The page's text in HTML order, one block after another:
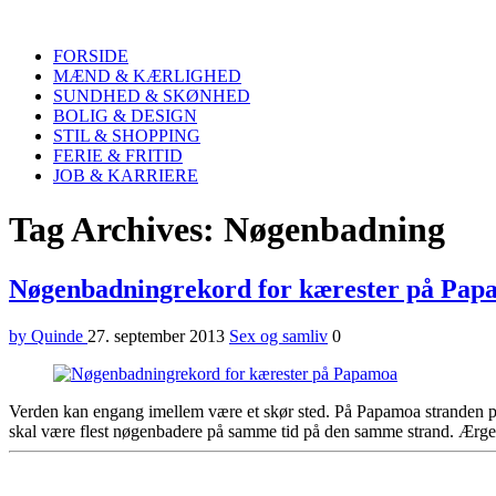
FORSIDE
MÆND & KÆRLIGHED
SUNDHED & SKØNHED
BOLIG & DESIGN
STIL & SHOPPING
FERIE & FRITID
JOB & KARRIERE
Tag Archives: Nøgenbadning
Nøgenbadningrekord for kærester på
by Quinde 27. september 2013 Sex og samliv 0
Verden kan engang imellem være et skør sted. På Papamoa
skal være flest nøgenbadere på samme tid på den samme strand.